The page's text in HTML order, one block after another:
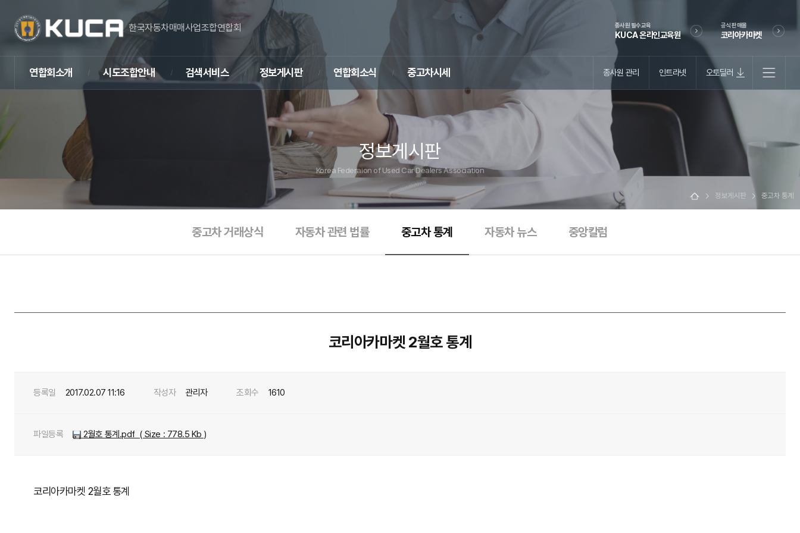
한국자동차매매사업조합연합회 종사원 필수교육
KUCA 온라인교육원
공식 판매몰
코리아카마켓
연합회소개 시도조합안내 검색서비스 정보게시판 연합회소식 중고차시세 종사원 관리 인트라넷 오토딜러
정보게시판
Korea Federaion of Used Car Dealers Association
정보게시판 중고차 통계
중고차 거래상식 자동차 관련 법률 중고차 통계 자동차 뉴스 중앙칼럼
코리아카마켓 2월호 통계
등록일 2017.02.07 11:16 작성자 관리자 조회수 1610
파일등록 2월호 통계.pdf ( Size : 778.5 Kb )
코리아카마켓 2월호 통계